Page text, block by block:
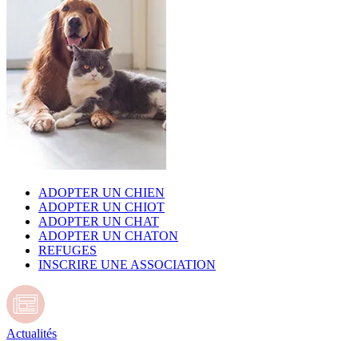
ADOPTER UN CHIEN
ADOPTER UN CHIOT
ADOPTER UN CHAT
ADOPTER UN CHATON
REFUGES
INSCRIRE UNE ASSOCIATION
Actualités